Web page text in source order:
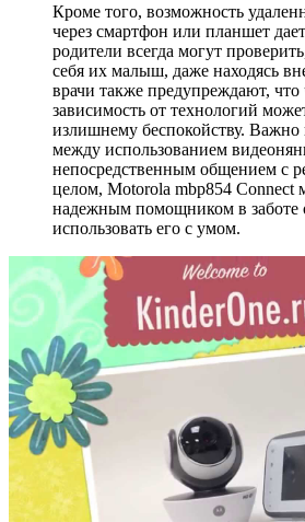
Кроме того, возможность
через смартфон или планшет
родители всегда могут
себя их малыш, даже находясь
врачи также предупреждают, что
зависимость от технологий
излишнему беспокойству. Важно
между использованием
непосредственным общением с
целом, Motorola mbp854 Connect
надежным помощником в заботе
использовать его с умом.